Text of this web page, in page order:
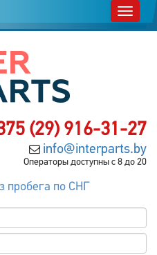
(29) 916-31-27
info@interparts.by
Операторы доступны с 8 до 20
пробега по СНГ